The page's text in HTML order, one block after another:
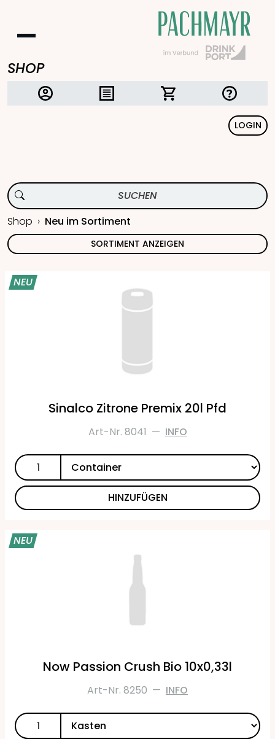
SHOP
LOGIN
Shop Neu im Sortiment
SORTIMENT ANZEIGEN
NEU
Sinalco Zitrone Premix 20l Pfd
Art-Nr. 8041 — INFO
HINZUFÜGEN
NEU
Now Passion Crush Bio 10x0,33l
Art-Nr. 8250 — INFO